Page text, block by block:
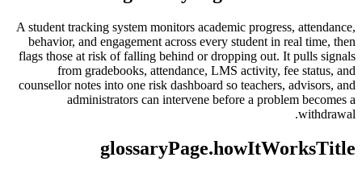
A student tracking system monitors academic progress, attendance,
behavior, and engagement across every student in real time, then
flags those at risk of falling behind or dropping out. It pulls signals
from gradebooks, attendance, LMS activity, fee status, and
counsellor notes into one risk dashboard so teachers, advisors, and
administrators can intervene before a problem becomes a
withdrawal.
glossaryPage.howItWorksTitle